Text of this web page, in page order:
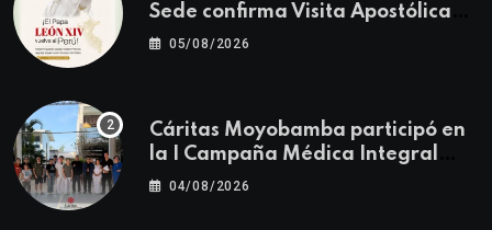
Sede confirma Visita Apostólica
del 11 al 17 de noviembre
05/08/2026
Cáritas Moyobamba participó en
la I Campaña Médica Integral
Gratuita llevando salud y
04/08/2026